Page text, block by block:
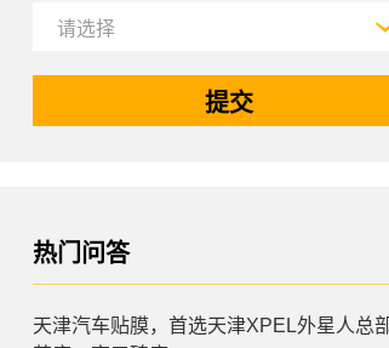
热门问答
天津汽车贴膜，首选天津XPEL外星人总